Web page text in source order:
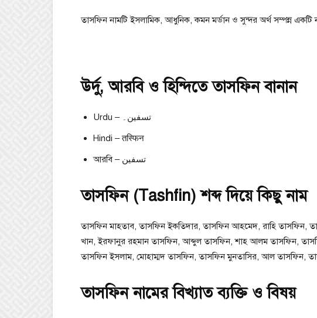
তাসফিন নামটি ইসলামিক, আধুনিক, কমন মর্ডান ও সুন্দর অর্থ সম্পন্ন একটি
উর্দু, আরবি ও হিন্দিতে তাসফিন বানান
Urdu – تسفین۔
Hindi – तस्फिन
আরবি – تسفين
তাসফিন (Tashfin) শব্দ দিয়ে কিছু নাম
তাসফিন মাহতাব, তাসফিন ইকতিদার, তাসফিন আহমেদ, রাহি তাসফিন,
খান, ইরফানুর রহমান তাসফিন, আব্দুল তাসফিন, শাহ আলম তাসফিন,
তাসফিন ইসলাম, মোহাম্মদ তাসফিন, তাসফিন মুনতাসির, আল তাসফিন,
তাসফিন নামের বিখ্যাত ব্যক্তি ও বিষয়